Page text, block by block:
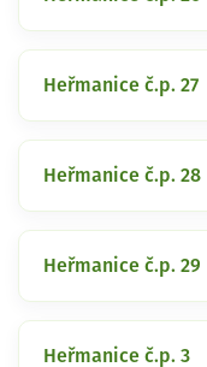
Heřmanice č.p. 27
Heřmanice č.p. 28
Heřmanice č.p. 29
Heřmanice č.p. 3